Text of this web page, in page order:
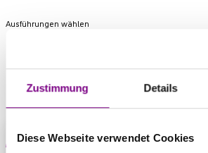
Zustimmung Details
Diese Webseite verwendet Cookies
Ausführungen wählen